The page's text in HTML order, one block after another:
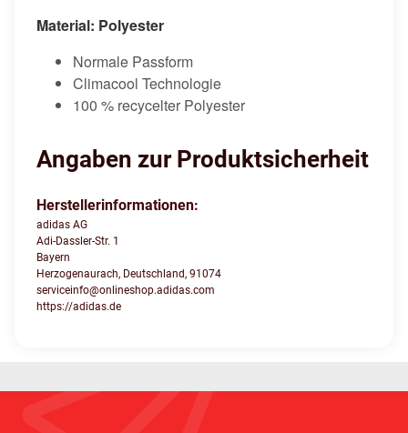
Material: Polyester
Normale Passform
Climacool Technologie
100 % recycelter Polyester
Angaben zur Produktsicherheit
Herstellerinformationen:
adidas AG
Adi-Dassler-Str. 1
Bayern
Herzogenaurach, Deutschland, 91074
serviceinfo@onlineshop.adidas.com
https://adidas.de